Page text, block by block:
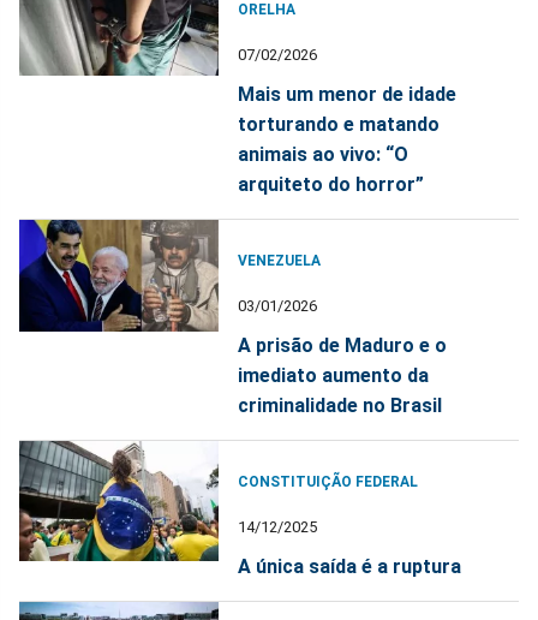
ORELHA
07/02/2026
Mais um menor de idade
torturando e matando
animais ao vivo: “O
arquiteto do horror”
VENEZUELA
03/01/2026
A prisão de Maduro e o
imediato aumento da
criminalidade no Brasil
CONSTITUIÇÃO FEDERAL
14/12/2025
A única saída é a ruptura